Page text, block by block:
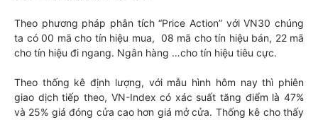
Theo phương pháp phân tích “Price Action” với VN30 chúng
ta có 00 mã cho tín hiệu mua, 08 mã cho tín hiệu bán, 22 mã
cho tín hiệu đi ngang. Ngân hàng …cho tín hiệu tiêu cực.
Theo thống kê định lượng, với mẫu hình hôm nay thì phiên
giao dịch tiếp theo, VN-Index có xác suất tăng điểm là 47%
và 25% giá đóng cửa cao hơn giá mở cửa. Thống kê cho thấy